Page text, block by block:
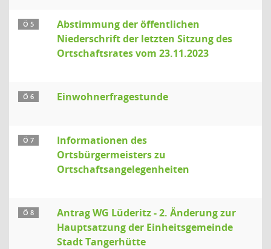
Ö 5
Abstimmung der öffentlichen
Niederschrift der letzten Sitzung des
Ortschaftsrates vom 23.11.2023
Ö 6 Einwohnerfragestunde
Ö 7
Informationen des
Ortsbürgermeisters zu
Ortschaftsangelegenheiten
Ö 8
Antrag WG Lüderitz - 2. Änderung zur
Hauptsatzung der Einheitsgemeinde
Stadt Tangerhütte